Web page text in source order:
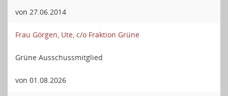
von 27.06.2014
Frau Görgen, Ute, c/o Fraktion Grüne
Grüne Ausschussmitglied
von 01.08.2026